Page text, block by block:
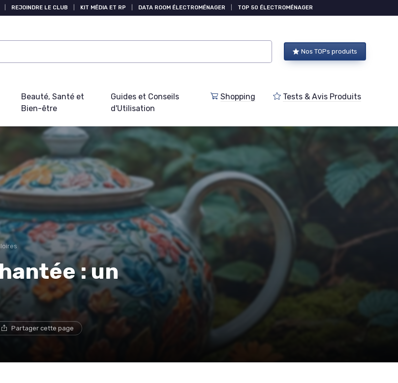
REJOINDRE LE CLUB KIT MÉDIA ET RP DATA ROOM ÉLECTROMÉNAGER TOP 50 ÉLECTROMÉNAGER
Nos TOPs produits
Beauté, Santé et
Bien-être
Guides et Conseils
d'Utilisation
Shopping Tests & Avis Produits
: un
Partager cette page